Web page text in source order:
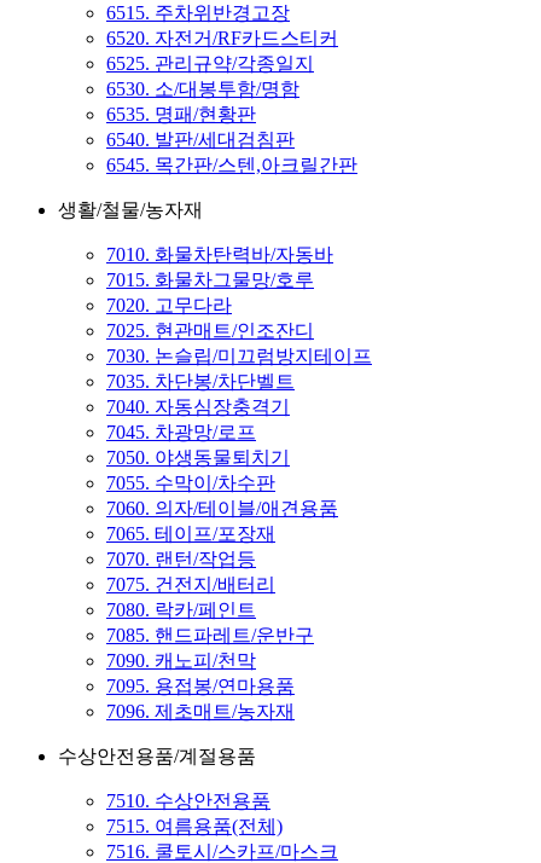
6515. 주차위반경고장
6520. 자전거/RF카드스티커
6525. 관리규약/각종일지
6530. 소/대봉투함/명함
6535. 명패/현황판
6540. 발판/세대검침판
6545. 목간판/스텐,아크릴간판
생활/철물/농자재
7010. 화물차탄력바/자동바
7015. 화물차그물망/호루
7020. 고무다라
7025. 현관매트/인조잔디
7030. 논슬립/미끄럼방지테이프
7035. 차단봉/차단벨트
7040. 자동심장충격기
7045. 차광망/로프
7050. 야생동물퇴치기
7055. 수막이/차수판
7060. 의자/테이블/애견용품
7065. 테이프/포장재
7070. 랜턴/작업등
7075. 건전지/배터리
7080. 락카/페인트
7085. 핸드파레트/운반구
7090. 캐노피/천막
7095. 용접봉/연마용품
7096. 제초매트/농자재
수상안전용품/계절용품
7510. 수상안전용품
7515. 여름용품(전체)
7516. 쿨토시/스카프/마스크